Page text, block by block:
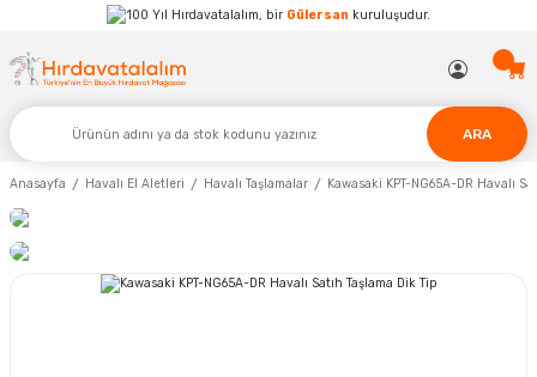
Hırdavatalalım, bir Gülersan kuruluşudur.
ARA
Anasayfa Havalı El Aletleri Havalı Taşlamalar Kawasaki KPT-NG65A-DR Havalı